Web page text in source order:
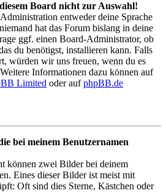
Board nicht zur Auswahl!
entweder deine Sprache
hat das Forum bislang in deine
ggf. einen Board-Administrator, ob
du benötigst, installieren kann. Falls
würden wir uns freuen, wenn du es
Informationen dazu können auf
Limited oder aufphpBB.de
bei meinem Benutzernamen
können zwei Bilder bei deinem
Eines dieser Bilder ist meist mit
Oft sind dies Sterne, Kästchen oder